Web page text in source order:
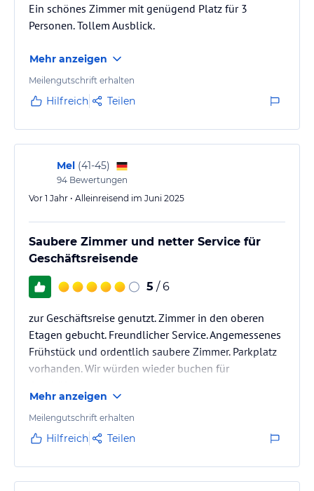
Ein schönes Zimmer mit genügend Platz für 3
Personen. Tollem Ausblick.
Mehr anzeigen
Meilengutschrift erhalten
Hilfreich Teilen
Mel (41-45)
94 Bewertungen
Vor 1 Jahr • Alleinreisend im Juni 2025
Saubere Zimmer und netter Service für
Geschäftsreisende
5 / 6
zur Geschäftsreise genutzt. Zimmer in den oberen
Etagen gebucht. Freundlicher Service. Angemessenes
Frühstück und ordentlich saubere Zimmer. Parkplatz
vorhanden. Wir würden wieder buchen für
Mehr anzeigen
Meilengutschrift erhalten
Hilfreich Teilen